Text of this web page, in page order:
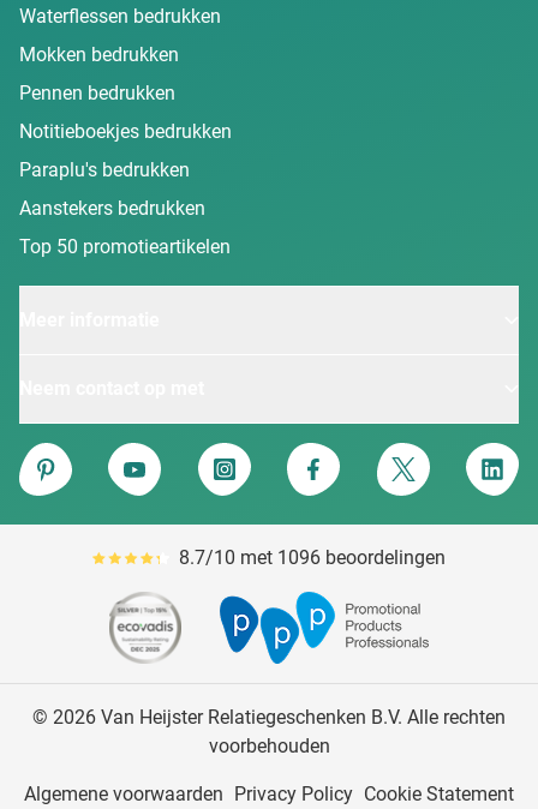
Waterflessen bedrukken
Mokken bedrukken
Pennen bedrukken
Notitieboekjes bedrukken
Paraplu's bedrukken
Aanstekers bedrukken
Top 50 promotieartikelen
Van Heijster
Pinterest
YouTube Instagram Facebook Twitter
Gemiddeld reviewpercentage is 87
8.7/10 met 1096 beoordelingen
© 2026 Van Heijster Relatiegeschenken B.V. Alle rechten
voorbehouden
Algemene voorwaarden Privacy Policy Cookie Statement